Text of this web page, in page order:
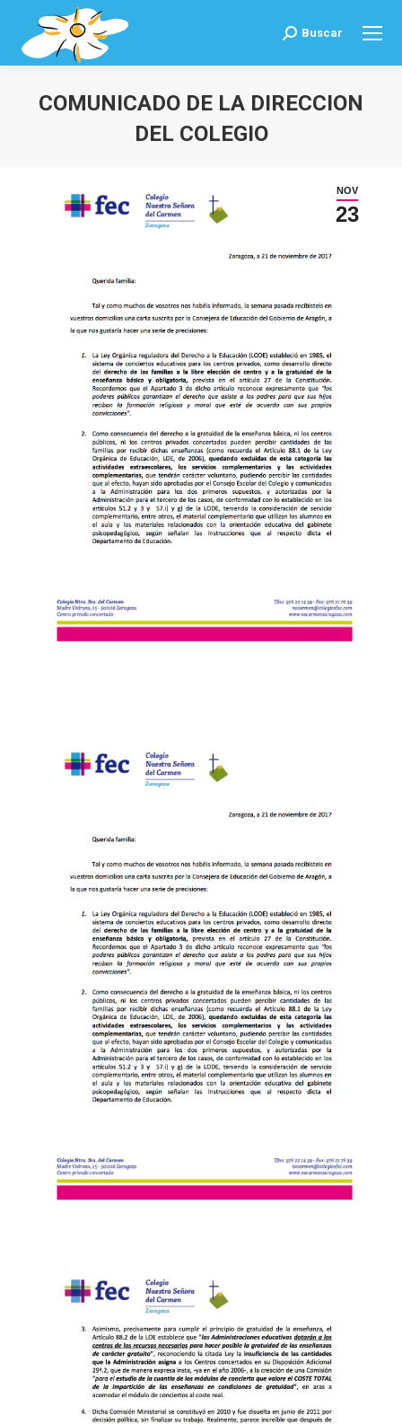
Buscar:
Buscar
COMUNICADO DE LA DIRECCION
DEL COLEGIO
NOV
23